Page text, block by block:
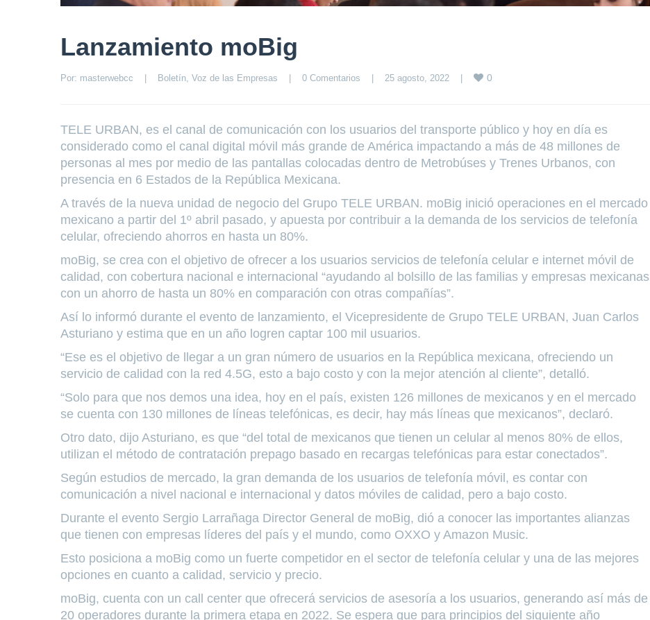
Lanzamiento moBig
Por: masterwebcc Boletín, Voz de las Empresas 0 Comentarios 25 agosto, 2022 0
TELE URBAN, es el canal de comunicación con los usuarios del transporte público y hoy en día es
considerado como el canal digital móvil más grande de América impactando a más de 48 millones de
personas al mes por medio de las pantallas colocadas dentro de Metrobúses y Trenes Urbanos, con
presencia en 6 Estados de la República Mexicana.
A través de la nueva unidad de negocio del Grupo TELE URBAN. moBig inició operaciones en el mercado
mexicano a partir del 1º abril pasado, y apuesta por contribuir a la demanda de los servicios de telefonía
celular, ofreciendo ahorros en hasta un 80%.
moBig, se crea con el objetivo de ofrecer a los usuarios servicios de telefonía celular e internet móvil de
calidad, con cobertura nacional e internacional “ayudando al bolsillo de las familias y empresas mexicanas
con un ahorro de hasta un 80% en comparación con otras compañías”.
Así lo informó durante el evento de lanzamiento, el Vicepresidente de Grupo TELE URBAN, Juan Carlos
Asturiano y estima que en un año logren captar 100 mil usuarios.
“Ese es el objetivo de llegar a un gran número de usuarios en la República mexicana, ofreciendo un
servicio de calidad con la red 4.5G, esto a bajo costo y con la mejor atención al cliente”, detalló.
“Solo para que nos demos una idea, hoy en el país, existen 126 millones de mexicanos y en el mercado
se cuenta con 130 millones de líneas telefónicas, es decir, hay más líneas que mexicanos”, declaró.
Otro dato, dijo Asturiano, es que “del total de mexicanos que tienen un celular al menos 80% de ellos,
utilizan el método de contratación prepago basado en recargas telefónicas para estar conectados”.
Según estudios de mercado, la gran demanda de los usuarios de telefonía móvil, es contar con
comunicación a nivel nacional e internacional y datos móviles de calidad, pero a bajo costo.
Durante el evento Sergio Larrañaga Director General de moBig, dió a conocer las importantes alianzas
que tienen con empresas líderes del país y el mundo, como OXXO y Amazon Music.
Esto posiciona a moBig como un fuerte competidor en el sector de telefonía celular y una de las mejores
opciones en cuanto a calidad, servicio y precio.
moBig, cuenta con un call center que ofrecerá servicios de asesoría a los usuarios, generando así más de
20 operadores durante la primera etapa en 2022. Se espera que para principios del siguiente año